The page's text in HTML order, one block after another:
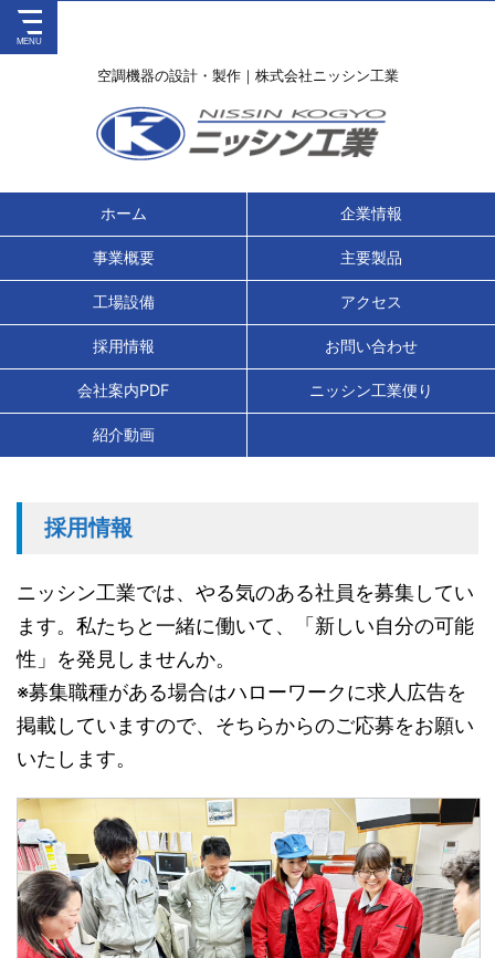
空調機器の設計・製作｜株式会社ニッシン工業
ホーム 企業情報
事業概要 主要製品
工場設備 アクセス
採用情報 お問い合わせ
会社案内PDF ニッシン工業便り
紹介動画
採用情報
ニッシン工業では、やる気のある社員を募集してい
ます。私たちと一緒に働いて、「新しい自分の可能
性」を発見しませんか。
※募集職種がある場合はハローワークに求人広告を
掲載していますので、そちらからのご応募をお願い
いたします。